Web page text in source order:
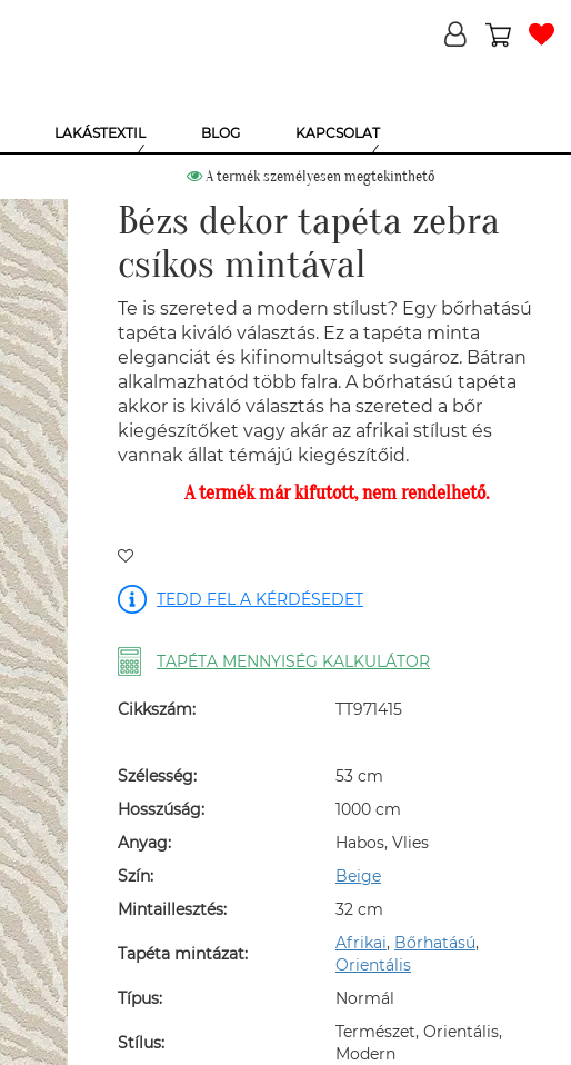
LAKÁSTEXTIL BLOG KAPCSOLAT
A termék személyesen megtekinthető
Bézs dekor tapéta zebra
csíkos mintával
Te is szereted a modern stílust? Egy bőrhatású
tapéta kiváló választás. Ez a tapéta minta
eleganciát és kifinomultságot sugároz. Bátran
alkalmazhatód több falra. A bőrhatású tapéta
akkor is kiváló választás ha szereted a bőr
kiegészítőket vagy akár az afrikai stílust és
vannak állat témájú kiegészítőid.
A termék már kifutott, nem rendelhető.
TEDD FEL A KÉRDÉSEDET
TAPÉTA MENNYISÉG KALKULÁTOR
Cikkszám: TT971415
Szélesség:
53 cm
Hosszúság:
1000 cm
Anyag:
Habos, Vlies
Szín:
Beige
Mintaillesztés:
32 cm
Tapéta mintázat:
Afrikai, Bőrhatású,
Orientális
Típus:
Normál
Stílus:
Természet, Orientális,
Modern